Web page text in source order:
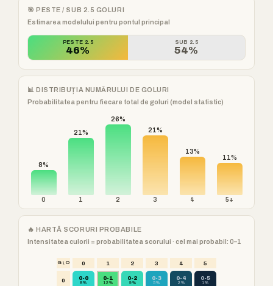
🎯 PESTE / SUB 2.5 GOLURI
Estimarea modelului pentru pontul principal
PESTE 2.5
46%
SUB 2.5
54%
📊 DISTRIBUȚIA NUMĂRULUI DE GOLURI
Probabilitatea pentru fiecare total de goluri (model statistic)
8%
0
21%
1
26%
2
21%
3
13%
4
11%
5+
🔥 HARTĂ SCORURI PROBABILE
Intensitatea culorii = probabilitatea scorului · cel mai probabil: 0–1
G \ O 0 1 2 3 4 5
0 0-0
8%
0-1
12%
0-2
9%
0-3
5%
0-4
2%
0-5
1%